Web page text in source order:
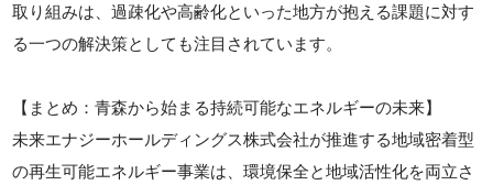
取り組みは、過疎化や高齢化といった地方が抱える課題に対す
る一つの解決策としても注目されています。
【まとめ：青森から始まる持続可能なエネルギーの未来】
未来エナジーホールディングス株式会社が推進する地域密着型
の再生可能エネルギー事業は、環境保全と地域活性化を両立さ